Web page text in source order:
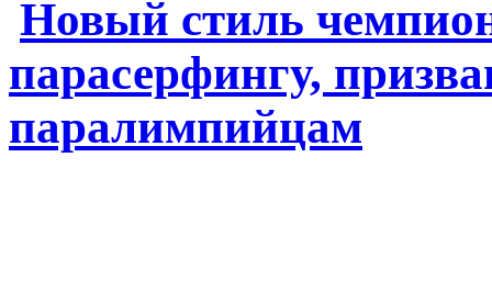
Новый стиль
парасерфингу,
паралимпийцам